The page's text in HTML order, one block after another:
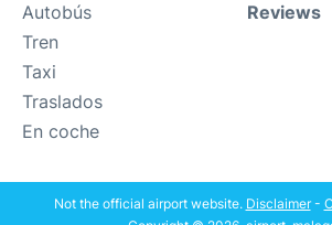
Autobús
Tren
Taxi
Traslados
En coche
Reviews
Not the official airport website. Disclaimer-